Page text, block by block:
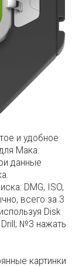
и удобное
Мака.
данные
DMG, ISO,
всего за 3
Disk
Drill; №3 нажать
картинки